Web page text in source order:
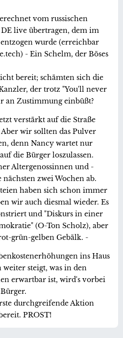
vom russischen
live übertragen, dem im
wurde (erreichbar
- Ein Schelm, der Böses
bereit; schämten sich die
der trotz "You'll never
an Zustimmung einbüßt?
verstärkt auf die Straße
wir sollten das Pulver
denn Nancy wartet nur
die Bürger loszulassen.
Altergenossinnen und -
nächsten zwei Wochen ab.
haben sich schon immer
wir auch diesmal wieder. Es
und "Diskurs in einer
(O-Ton Scholz), aber
grün-gelben Gebälk. -
ins Haus
steigt, was in den
erwartbar ist, wird's vorbei
durchgreifende Aktion
PROST!